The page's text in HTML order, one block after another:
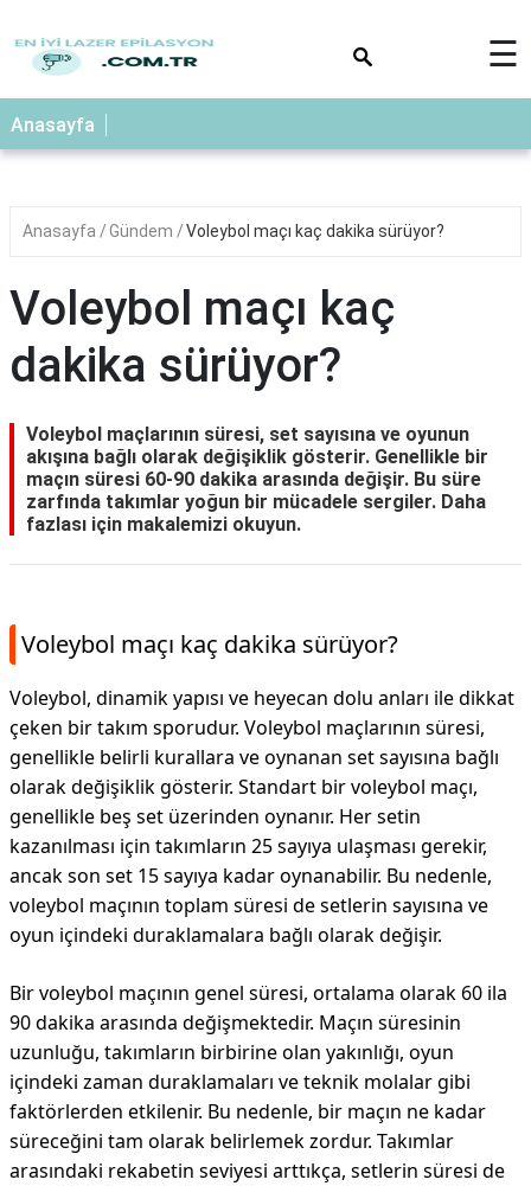
☰
Anasayfa
Anasayfa Gündem Voleybol maçı kaç dakika sürüyor?
Voleybol maçı kaç
dakika sürüyor?
Voleybol maçlarının süresi, set sayısına ve oyunun
akışına bağlı olarak değişiklik gösterir. Genellikle bir
maçın süresi 60-90 dakika arasında değişir. Bu süre
zarfında takımlar yoğun bir mücadele sergiler. Daha
fazlası için makalemizi okuyun.
Voleybol maçı kaç dakika sürüyor?
Voleybol, dinamik yapısı ve heyecan dolu anları ile dikkat
çeken bir takım sporudur. Voleybol maçlarının süresi,
genellikle belirli kurallara ve oynanan set sayısına bağlı
olarak değişiklik gösterir. Standart bir voleybol maçı,
genellikle beş set üzerinden oynanır. Her setin
kazanılması için takımların 25 sayıya ulaşması gerekir,
ancak son set 15 sayıya kadar oynanabilir. Bu nedenle,
voleybol maçının toplam süresi de setlerin sayısına ve
oyun içindeki duraklamalara bağlı olarak değişir.
Bir voleybol maçının genel süresi, ortalama olarak 60 ila
90 dakika arasında değişmektedir. Maçın süresinin
uzunluğu, takımların birbirine olan yakınlığı, oyun
içindeki zaman duraklamaları ve teknik molalar gibi
faktörlerden etkilenir. Bu nedenle, bir maçın ne kadar
süreceğini tam olarak belirlemek zordur. Takımlar
arasındaki rekabetin seviyesi arttıkça, setlerin süresi de